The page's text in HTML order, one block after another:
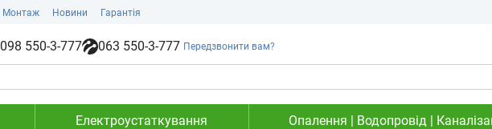
Монтаж Новини Гарантія
098 550-3-777 063 550-3-777 Передзвонити вам?
Електроустаткування Опалення | Водопровід |